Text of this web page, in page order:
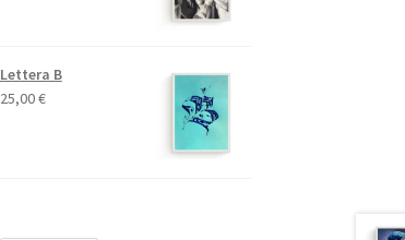
Lettera B
25,00€